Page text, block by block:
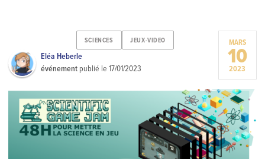
SCIENCES JEUX-VIDEO
Eléa Heberle
événement publié le17/01/2023
MARS
10
2023